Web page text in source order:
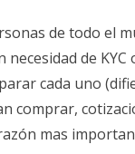
de todo el
de KYC
cada uno
comprar,
mas